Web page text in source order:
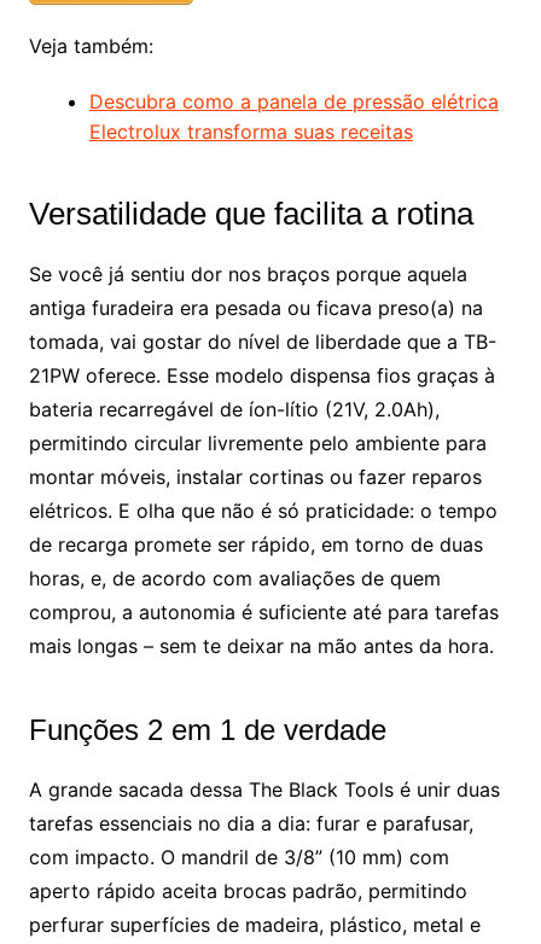
Veja também:
Descubra como a panela de pressão elétrica
Electrolux transforma suas receitas
Versatilidade que facilita a rotina
Se você já sentiu dor nos braços porque aquela
antiga furadeira era pesada ou ficava preso(a) na
tomada, vai gostar do nível de liberdade que a TB-
21PW oferece. Esse modelo dispensa fios graças à
bateria recarregável de íon-lítio (21V, 2.0Ah),
permitindo circular livremente pelo ambiente para
montar móveis, instalar cortinas ou fazer reparos
elétricos. E olha que não é só praticidade: o tempo
de recarga promete ser rápido, em torno de duas
horas, e, de acordo com avaliações de quem
comprou, a autonomia é suficiente até para tarefas
mais longas – sem te deixar na mão antes da hora.
Funções 2 em 1 de verdade
A grande sacada dessa The Black Tools é unir duas
tarefas essenciais no dia a dia: furar e parafusar,
com impacto. O mandril de 3/8” (10 mm) com
aperto rápido aceita brocas padrão, permitindo
perfurar superfícies de madeira, plástico, metal e